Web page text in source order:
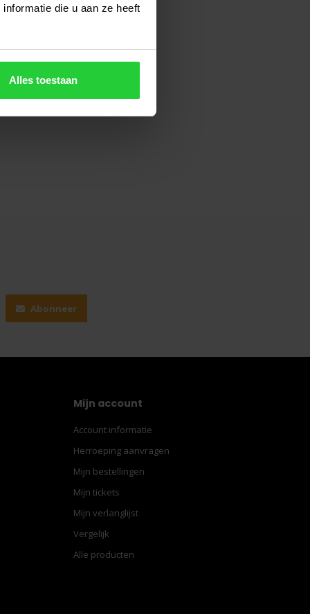
die u aan ze heeft
Alles toestaan
Abonneer
Mijn account
Account informatie
Herroeping aanvragen
Mijn bestellingen
Mijn tickets
Mijn verlanglijst
Vergelijk
Alle producten